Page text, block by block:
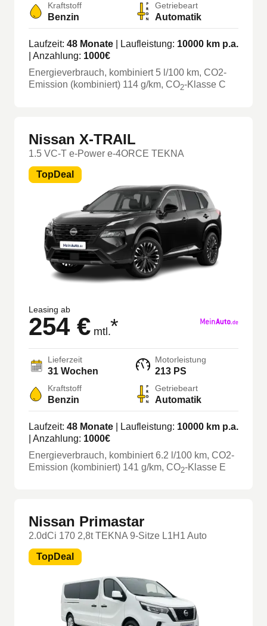
Kraftstoff
Benzin
Getriebeart
Automatik
Laufzeit: 48 Monate | Laufleistung: 10000 km p.a.
| Anzahlung: 1000€
Energieverbrauch, kombiniert 5 l/100 km, CO2-
Emission (kombiniert) 114 g/km, CO2-Klasse C
Nissan X-TRAIL
1.5 VC-T e-Power e-4ORCE TEKNA
TopDeal
Leasing ab
254 € mtl.*
Lieferzeit
31 Wochen
Motorleistung
213 PS
Kraftstoff
Benzin
Getriebeart
Automatik
Laufzeit: 48 Monate | Laufleistung: 10000 km p.a.
| Anzahlung: 1000€
Energieverbrauch, kombiniert6.2 l/100 km, CO2-
Emission (kombiniert) 141 g/km, CO2-Klasse E
Nissan Primastar
2.0dCi 170 2,8t TEKNA 9-Sitze L1H1 Auto
TopDeal